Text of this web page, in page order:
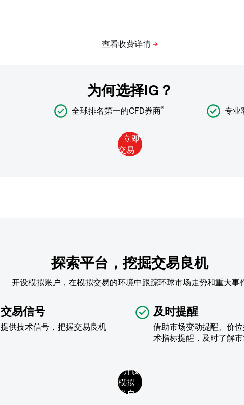
为何选择IG？
全球排名第一的CFD券商* 专业
探索平台，挖掘交易良机
开设模拟账户，在模拟交易的环境中跟踪环球市场走势和重大事
交易信号
提供技术信号，把握交易良机
及时提醒
借助市场变动提醒、价
术指标提醒，及时了解